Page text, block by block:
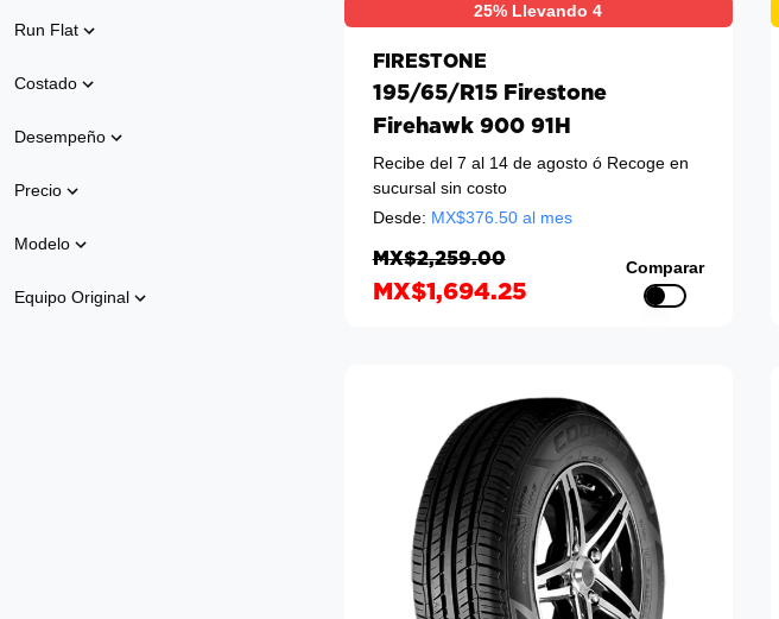
Run Flat
Costado
Desempeño
Precio
Modelo
Equipo Original
25% Llevando 4
FIRESTONE
195/65/R15 Firestone
Firehawk 900 91H
Recibe del 7 al 14 de agostoó Recoge en
sucursal sin costo
Desde: MX$376.50al mes
MX$2,259.00
MX$1,694.25
Comparar